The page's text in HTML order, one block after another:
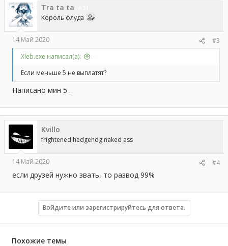
Tra ta ta
Король флуда
14 Май 2020
#3
Xleb.exe написал(а):
Если меньше 5 не выплатят?
Написано мин 5 .
Kvillo
frightened hedgehog naked ass
14 Май 2020 #4
если друзей нужно звать, то развод 99%
Войдите или зарегистрируйтесь для ответа.
Похожие темы